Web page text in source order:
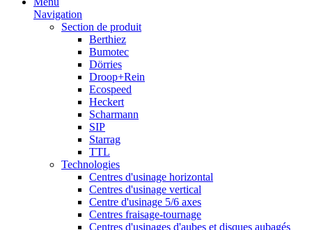
Navigation
Section de produit
Berthiez
Bumotec
Dörries
Droop+Rein
Ecospeed
Heckert
Scharmann
SIP
Starrag
TTL
Technologies
Centres d'usinage horizontal
Centres d'usinage vertical
Centre d'usinage 5/6 axes
Centres fraisage-tournage
Centres d'usinages d'aubes et disques aubagés